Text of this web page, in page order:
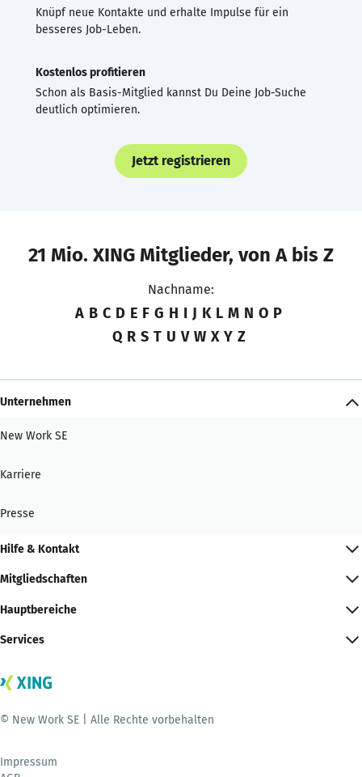
Knüpf neue Kontakte und erhalte Impulse für ein
besseres Job-Leben.
Kostenlos profitieren
Schon als Basis-Mitglied kannst Du Deine Job-Suche
deutlich optimieren.
Jetzt registrieren
21 Mio. XING Mitglieder, von A bis Z
Nachname:
A B C D E F G H I J K L M N O P
Q R S T U V W X Y Z
Unternehmen
New Work SE
Karriere
Presse
Hilfe & Kontakt
Mitgliedschaften
Hauptbereiche
Services
© New Work SE | Alle Rechte vorbehalten
Impressum